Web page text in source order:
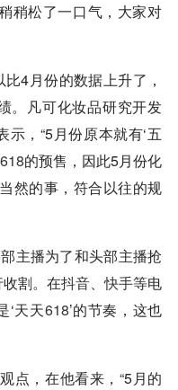
稍松了一口气，大家对
4月份的数据上升了，
。凡可化妆品研究开发
，“5月份原本就有‘五
618的预售，因此5月份化
然的事，符合以往的规
主播为了和头部主播抢
割。在抖音、快手等电
‘天天618’的节奏，这也
点，在他看来，“5月的